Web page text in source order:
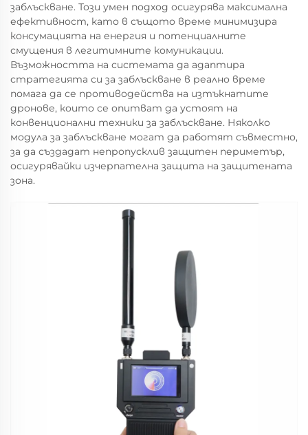
заблъскване. Този умен подход осигурява максимална
ефективност, като в същото време минимизира
консумацията на енергия и потенциалните
смущения в легитимните комуникации.
Възможността на системата да адаптира
стратегията си за заблъскване в реално време
помага да се противодейства на изтъкнатите
дронове, които се опитват да устоят на
конвенционални техники за заблъскване. Няколко
модула за заблъскване могат да работят съвместно,
за да създадат непропусклив защитен периметър,
осигурявайки изчерпателна защита на защитената
зона.